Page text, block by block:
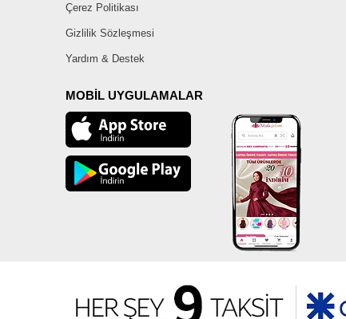
Çerez Politikası
Gizlilik Sözleşmesi
Yardım & Destek
MOBİL UYGULAMALAR